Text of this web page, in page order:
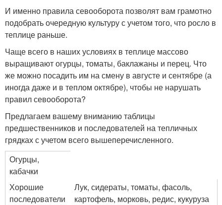
И именно правила севооборота позволят вам грамотно
подобрать очередную культуру с учетом того, что росло в
теплице раньше.
Чаще всего в наших условиях в теплице массово
выращивают огурцы, томаты, баклажаны и перец. Что
же можно посадить им на смену в августе и сентябре (а
иногда даже и в теплом октябре), чтобы не нарушать
правил севооборота?
Предлагаем вашему вниманию таблицы
предшественников и последователей на тепличных
грядках с учетом всего вышеперечисленного.
Огурцы,
кабачки
Хорошие
последователи
Лук, сидераты, томаты, фасоль,
картофель, морковь, редис, кукуруза